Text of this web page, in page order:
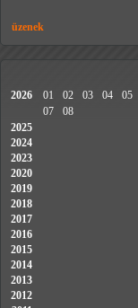
üzenek
2026 01 02 03 04 05
07
08
2025
2024
2023
2020
2019
2018
2017
2016
2015
2014
2013
2012